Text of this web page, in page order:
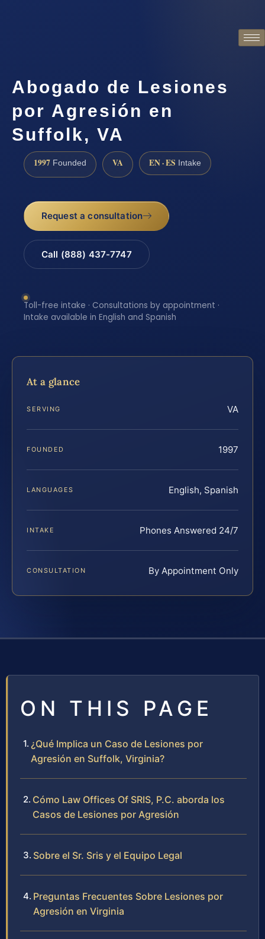
Abogado de Lesiones
por Agresión en
Suffolk, VA
1997 Founded VA EN · ES Intake
Request a consultation
Call (888) 437-7747
Toll-free intake · Consultations by appointment ·
Intake available in English and Spanish
At a glance
SERVING VA
FOUNDED 1997
LANGUAGES English, Spanish
INTAKE Phones Answered 24/7
CONSULTATION By Appointment Only
ON THIS PAGE
¿Qué Implica un Caso de Lesiones por
Agresión en Suffolk, Virginia?
Cómo Law Offices Of SRIS, P.C. aborda los
Casos de Lesiones por Agresión
Sobre el Sr. Sris y el Equipo Legal
Preguntas Frecuentes Sobre Lesiones por
Agresión en Virginia